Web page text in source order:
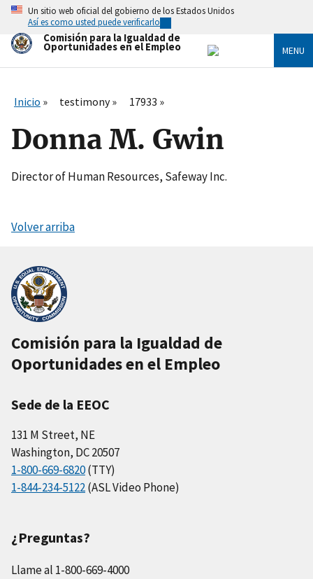
Skip
main
content
Un sitio web oficial del gobierno de los Estados Unidos
Así es como usted puede verificarlo
Comisión para la Igualdad de
Oportunidades en el Empleo MENU
Inicio testimony 17933
Donna M. Gwin
Director of Human Resources, Safeway Inc.
Volver arriba
Comisión para la Igualdad de
Oportunidades en el Empleo
Sede de la EEOC
131 M Street, NE
Washington, DC 20507
1-800-669-6820(TTY)
1-844-234-5122(ASL Video Phone)
¿Preguntas?
Llame al 1-800-669-4000